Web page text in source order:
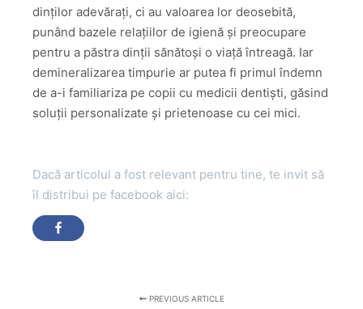
dinților adevărați, ci au valoarea lor deosebită,
punând bazele relațiilor de igienă și preocupare
pentru a păstra dinții sănătoși o viață întreagă. Iar
demineralizarea timpurie ar putea fi primul îndemn
de a-i familiariza pe copii cu medicii dentiști, găsind
soluții personalizate și prietenoase cu cei mici.
Dacă articolul a fost relevant pentru tine, te invit să
îl distribui pe facebook aici:
PREVIOUS ARTICLE